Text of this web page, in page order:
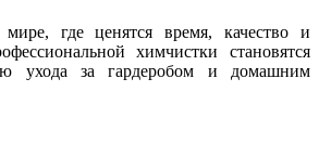
где ценятся время, качество и
химчистки становятся
ухода за гардеробом и домашним